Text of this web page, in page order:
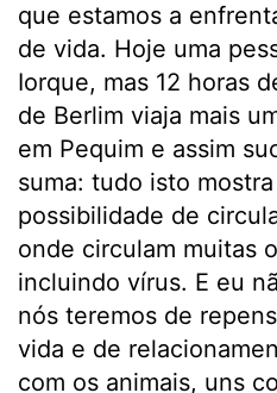
que estamos a
de vida. Hoje uma
Iorque, mas 12 horas
de Berlim viaja mais
em Pequim e assim
suma: tudo isto
possibilidade de
onde circulam muitas
incluindo vírus. E eu
nós teremos de
vida e de
com os animais, uns